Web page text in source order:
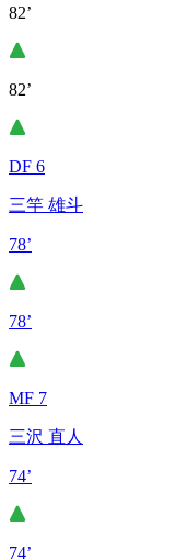
82’
82’
DF 6
三竿 雄斗
78’
78’
MF 7
三沢 直人
74’
74’